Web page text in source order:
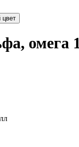
Выбрать другой цвет
омега